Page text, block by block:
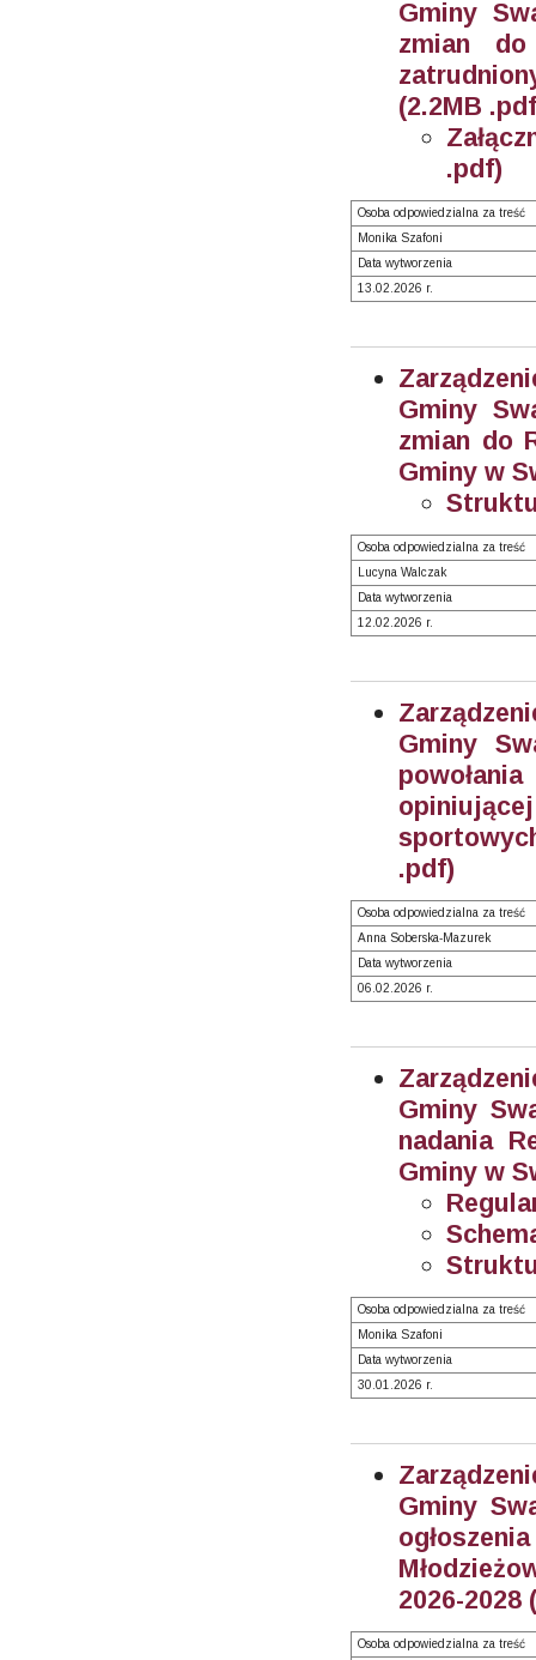
Gminy
zmian do
(2.2MB
.pdf)
Osoba odpowiedzialna za treść
Monika Szafoni
Data wytworzenia
13.02.2026 r.
Gminy
zmian do
Gminy w
Osoba odpowiedzialna za treść
Lucyna Walczak
Data wytworzenia
12.02.2026 r.
Gminy
.pdf)
Osoba odpowiedzialna za treść
Anna Soberska-Mazurek
Data wytworzenia
06.02.2026 r.
Gminy
nadania
Gminy w
Osoba odpowiedzialna za treść
Monika Szafoni
Data wytworzenia
30.01.2026 r.
Gminy
2026-2028
Osoba odpowiedzialna za treść